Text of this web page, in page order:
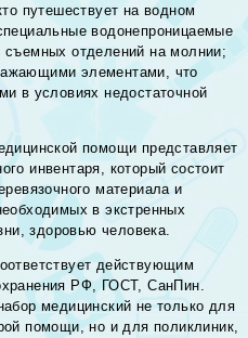
путешествует на водном
водонепроницаемые
съемных отделений на молнии;
элементами, что
в условиях недостаточной
помощи представляет
инвентаря, который состоит
материала и
в экстренных
здоровью человека.
действующим
РФ, ГОСТ, СанПин.
медицинский не только для
помощи, но и для поликлиник,